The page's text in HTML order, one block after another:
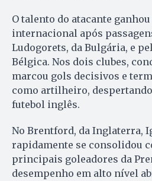
O talento do atacante
internacional após
Ludogorets, da Bulgária, e
Bélgica. Nos dois clubes,
marcou gols decisivos e
como artilheiro,
futebol inglês.
No Brentford, da Inglaterra,
rapidamente se consolidou
principais goleadores da
desempenho em alto nível